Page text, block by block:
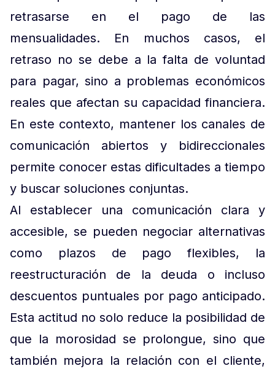
retrasarse en el pago de las
mensualidades. En muchos casos, el
retraso no se debe a la falta de voluntad
para pagar, sino a problemas económicos
reales que afectan su capacidad financiera.
En este contexto, mantener los canales de
comunicación abiertos y bidireccionales
permite conocer estas dificultades a tiempo
y buscar soluciones conjuntas.
Al establecer una comunicación clara y
accesible, se pueden negociar alternativas
como plazos de pago flexibles, la
reestructuración de la deuda o incluso
descuentos puntuales por pago anticipado.
Esta actitud no solo reduce la posibilidad de
que la morosidad se prolongue, sino que
también mejora la relación con el cliente,